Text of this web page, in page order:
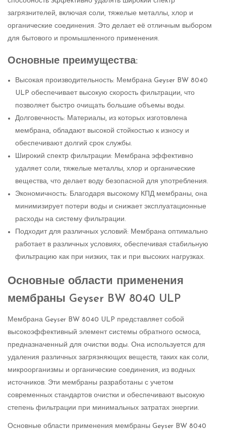
загрязнителей, включая соли, тяжелые металлы, хлор и
органические соединения. Это делает её отличным выбором
для бытового и промышленного применения.
Основные преимущества:
Высокая производительность: Мембрана Geyser BW 8040
ULP обеспечивает высокую скорость фильтрации, что
позволяет быстро очищать большие объемы воды.
Долговечность: Материалы, из которых изготовлена
мембрана, обладают высокой стойкостью к износу и
обеспечивают долгий срок службы.
Широкий спектр фильтрации: Мембрана эффективно
удаляет соли, тяжелые металлы, хлор и органические
вещества, что делает воду безопасной для употребления.
Экономичность: Благодаря высокому КПД мембраны, она
минимизирует потери воды и снижает эксплуатационные
расходы на систему фильтрации.
Подходит для различных условий: Мембрана оптимально
работает в различных условиях, обеспечивая стабильную
фильтрацию как при низких, так и при высоких нагрузках.
Основные области применения
мембраны Geyser BW 8040 ULP
Мембрана Geyser BW 8040 ULP представляет собой
высокоэффективный элемент системы обратного осмоса,
предназначенный для очистки воды. Она используется для
удаления различных загрязняющих веществ, таких как соли,
микроорганизмы и органические соединения, из водных
источников. Эти мембраны разработаны с учетом
современных стандартов очистки и обеспечивают высокую
степень фильтрации при минимальных затратах энергии.
Основные области применения мембраны Geyser BW 8040